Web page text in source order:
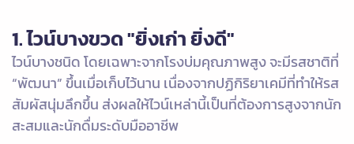
1. ไวน์บางขวด "ยิ่งเก่า ยิ่งดี"
ไวน์บางชนิด โดยเฉพาะจากโรงบ่มคุณภาพสูง จะมีรสชาติที่
“พัฒนา” ขึ้นเมื่อเก็บไว้นาน เนื่องจากปฏิกิริยาเคมีที่ทำให้รส
สัมผัสนุ่มลึกขึ้น ส่งผลให้ไวน์เหล่านี้เป็นที่ต้องการสูงจากนัก
สะสมและนักดื่มระดับมืออาชีพ